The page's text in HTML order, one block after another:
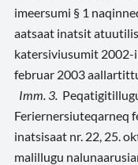
imeersumi § 1
aatsaat inatsit
katersiviusumit 2002-
februar 2003
Imm. 3.
Feriernersiuteqarneq
inatsisaat nr. 22, 25.
malillugu